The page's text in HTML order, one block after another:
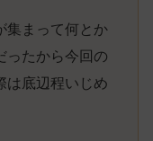
集まって何とか
ったから今回の
は底辺程いじめ